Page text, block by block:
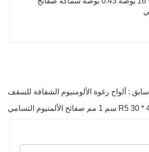
سابق : ألواح رغوة الألومنيوم الشفافة للسقف